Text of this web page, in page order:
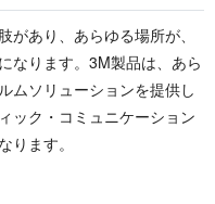
あり、あらゆる場所が、
なります。3M製品は、あら
ムソリューションを提供し
ック・コミュニケーション
ります。